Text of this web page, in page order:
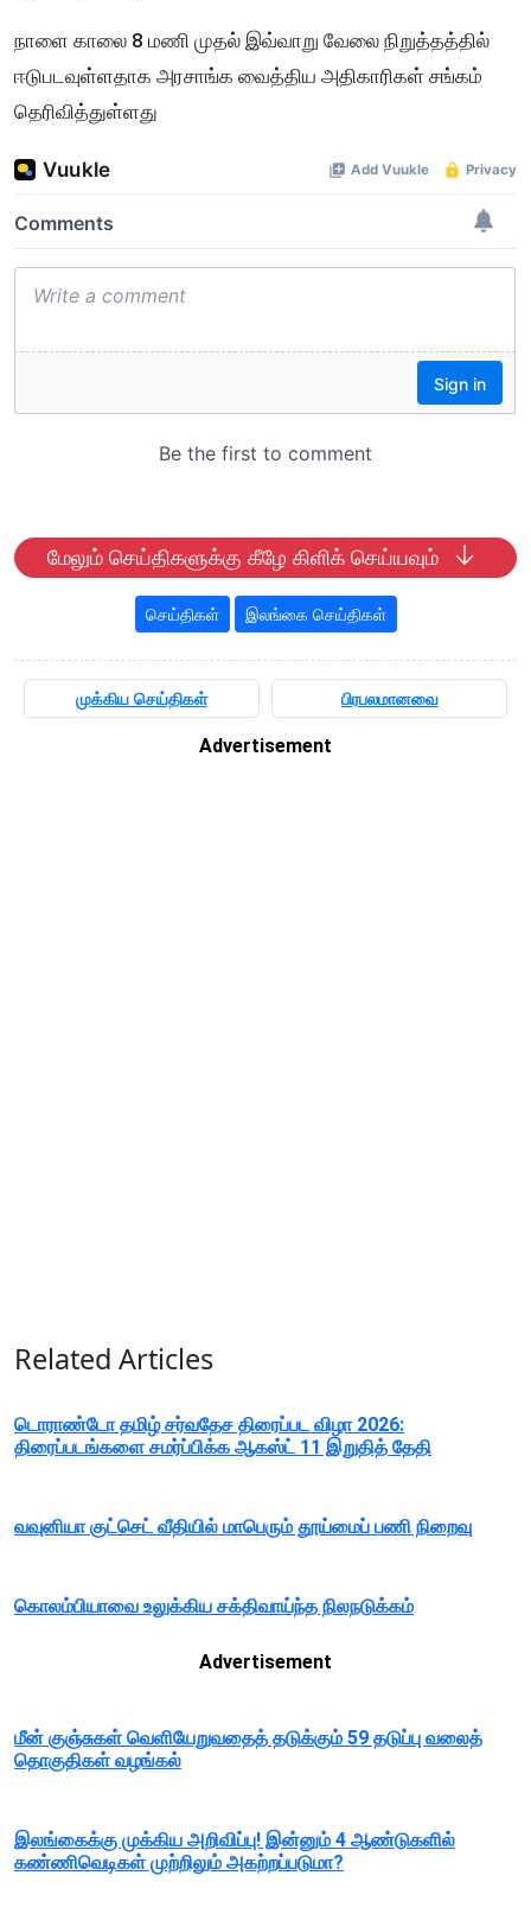
நாளை காலை 8 மணி முதல் இவ்வாறு வேலை நிறுத்தத்தில்
ஈடுபடவுள்ளதாக அரசாங்க வைத்திய அதிகாரிகள் சங்கம்
தெரிவித்துள்ளது
மேலும் செய்திகளுக்கு கீழே கிளிக் செய்யவும்
செய்திகள் இலங்கை செய்திகள்
முக்கிய செய்திகள் பிரபலமானவை
Advertisement
Related Articles
டொராண்டோ தமிழ் சர்வதேச திரைப்பட விழா 2026:
திரைப்படங்களை சமர்ப்பிக்க ஆகஸ்ட் 11 இறுதித் தேதி
வவுனியா குட்செட் வீதியில் மாபெரும் தூய்மைப் பணி நிறைவு
கொலம்பியாவை உலுக்கிய சக்திவாய்ந்த நிலநடுக்கம்
Advertisement
மீன் குஞ்சுகள் வெளியேறுவதைத் தடுக்கும் 59 தடுப்பு வலைத்
தொகுதிகள் வழங்கல்
இலங்கைக்கு முக்கிய அறிவிப்பு! இன்னும் 4 ஆண்டுகளில்
கண்ணிவெடிகள் முற்றிலும் அகற்றப்படுமா?